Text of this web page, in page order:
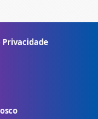
Privacidade